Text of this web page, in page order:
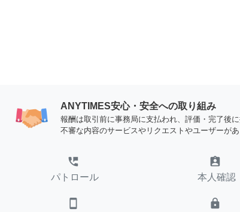
ANYTIMES安心・安全への取り組み
報酬は取引前に事務局に支払われ、評価・完了後
不審な内容のサービスやリクエストやユーザーが
perm_phone_msg
パトロール
assignment_ind
本人確認
smartphone lock